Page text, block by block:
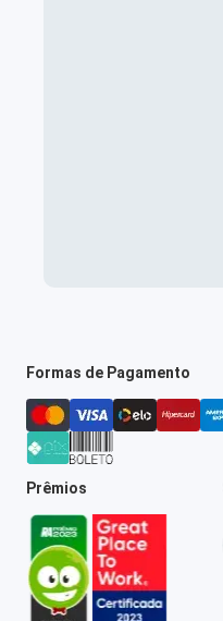
Formas de Pagamento
Prêmios